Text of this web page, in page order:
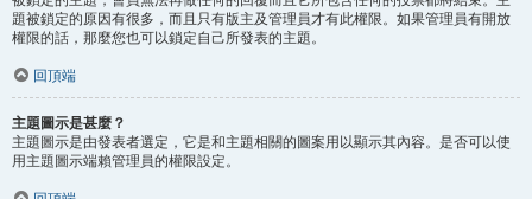
題被鎖定的原因有很多，而且只有版主及管理員才有此權限。如果管理員有開放
權限的話，那麼您也可以鎖定自己所發表的主題。
回頂端
主題圖示是甚麼？
主題圖示是由發表者選定，它是和主題相關的圖案用以顯示其內容。是否可以使
用主題圖示端賴管理員的權限設定。